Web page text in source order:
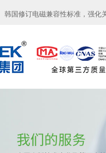
韩国修订电磁兼容性标准，强化关...